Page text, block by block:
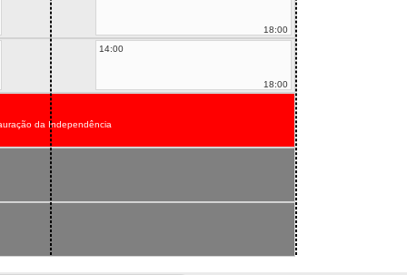
18:00
14:00
18:00
da Independência